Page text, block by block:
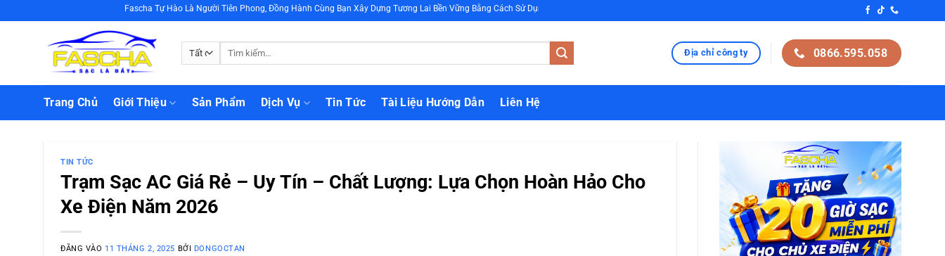
qua
Fascha Tự Hào Là Người Tiên Phong, Đồng Hành Cùng Bạn Xây Dựng Tương Lai Bền Vững Bằng Cách Sử Dụng Năng Lượng Xanh
Địa chỉ công ty 0866.595.058
Trang Chủ Giới Thiệu Sản Phẩm Dịch Vụ Tin Tức Tài Liệu Hướng Dẫn Liên Hệ
TIN TỨC
Trạm Sạc AC Giá Rẻ – Uy Tín – Chất Lượng: Lựa Chọn Hoàn Hảo Cho
Xe Điện Năm 2026
ĐĂNG VÀO 11 THÁNG 2, 2025 BỞI DONGOCTAN